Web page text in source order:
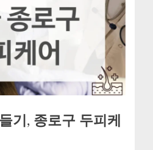
기, 종로구 두피케